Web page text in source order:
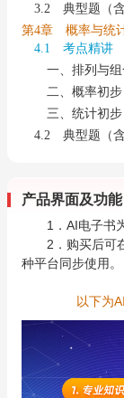
3.2 典型题（
第4章 概率与统
4.1 考点精讲
一、排列与组
二、概率初步
三、统计初步
4.2 典型题（
产品界面及功能
1．AI电子书
2．购买后可
种平台同步使用。
以下为